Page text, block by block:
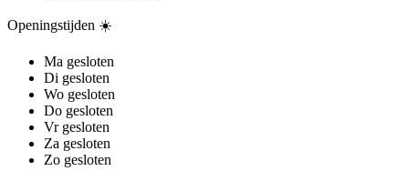
Openingstijden ☀️
Ma gesloten
Di gesloten
Wo gesloten
Do gesloten
Vr gesloten
Za gesloten
Zo gesloten